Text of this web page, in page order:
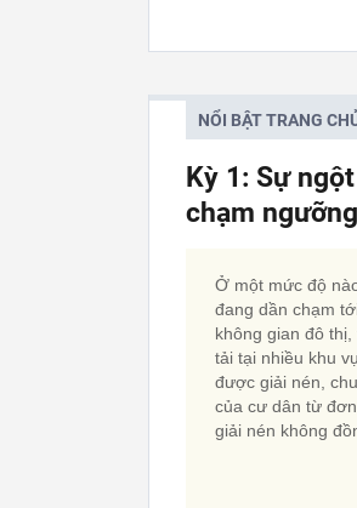
NỔI BẬT TRANG
Kỳ 1: Sự
chạm
Ở một mức độ
đang dần chạm
không gian đô
tải tại nhiều khu
được giải nén,
của cư dân từ
giải nén không